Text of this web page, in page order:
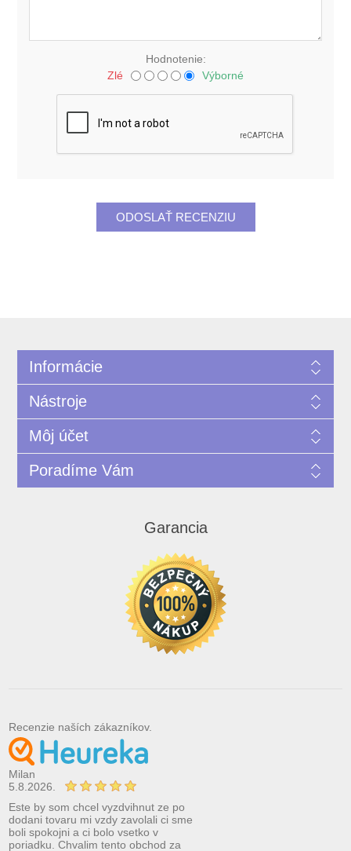
Hodnotenie:
Zlé
Výborné
Informácie
Nástroje
Môj účet
Poradíme Vám
Garancia
Recenzie naších zákazníkov.
Milan
5.8.2026.
Este by som chcel vyzdvihnut ze po
dodani tovaru mi vzdy zavolali ci sme
boli spokojni a ci bolo vsetko v
poriadku. Chvalim tento obchod za